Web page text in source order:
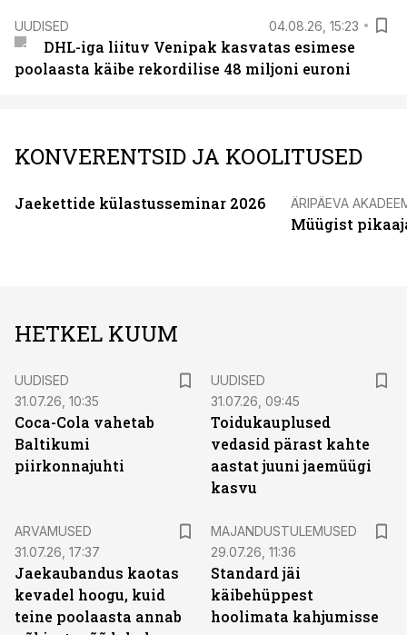
UUDISED 04.08.26, 15:23
DHL-iga liituv Venipak kasvatas esimese
poolaasta käibe rekordilise 48 miljoni euroni
KONVERENTSID JA KOOLITUSED
Jaekettide külastusseminar 2026 ÄRIPÄEVA
Müügist
HETKEL KUUM
UUDISED
31.07.26, 10:35
Coca-Cola vahetab
Baltikumi
piirkonnajuhti
UUDISED
31.07.26, 09:45
Toidukauplused
vedasid pärast kahte
aastat juuni jaemüügi
kasvu
ARVAMUSED
31.07.26, 17:37
Jaekaubandus kaotas
kevadel hoogu, kuid
teine poolaasta annab
MAJANDUSTULEMUSED
29.07.26, 11:36
Standard jäi
käibehüppest
hoolimata kahjumisse